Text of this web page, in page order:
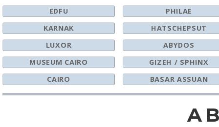
EDFU
PHILAE
KARNAK
HATSCHEPSUT
LUXOR
ABYDOS
MUSEUM CAIRO
GIZEH / SPHINX
CAIRO
BASAR ASSUAN